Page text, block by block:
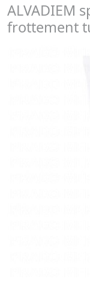
ALVADIEM
frottement